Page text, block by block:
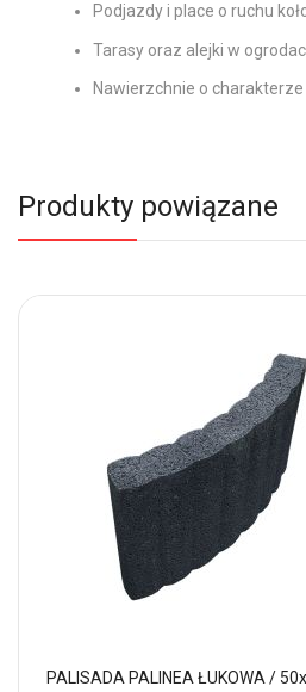
Podjazdy i place o ruchu
Tarasy oraz alejki w
Nawierzchnie o
Produkty powiązane
PALISADA PALINEA ŁUKOWA /